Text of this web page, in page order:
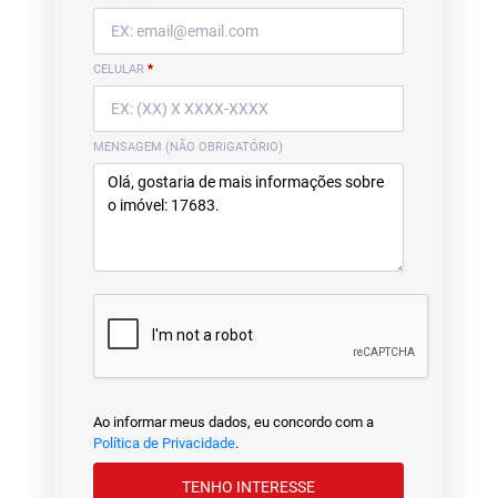
CELULAR *
MENSAGEM (NÃO OBRIGATÓRIO)
Ao informar meus dados, eu concordo com a
Política de Privacidade.
TENHO INTERESSE